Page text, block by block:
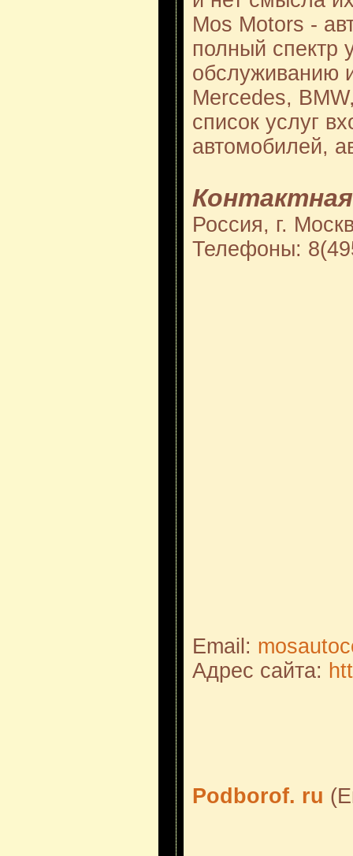
Mos Motors -
полный спектр
обслуживанию
Mercedes,
список услуг
автомобилей,
Россия, г.
Телефоны:
Email:
Адрес сайта:
Podborof. ru